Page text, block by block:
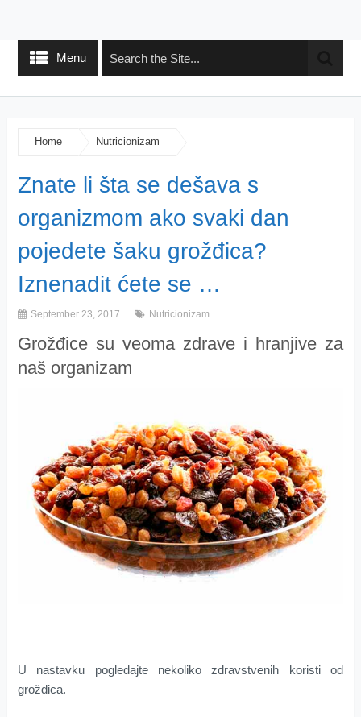
Menu
Home Nutricionizam
Znate li šta se dešava s
organizmom ako svaki dan
pojedete šaku grožđica?
Iznenadit ćete se …
September 23, 2017 Nutricionizam
Grožđice su veoma zdrave i hranjive za
naš organizam
U nastavku pogledajte nekoliko zdravstvenih koristi od
grožđica.